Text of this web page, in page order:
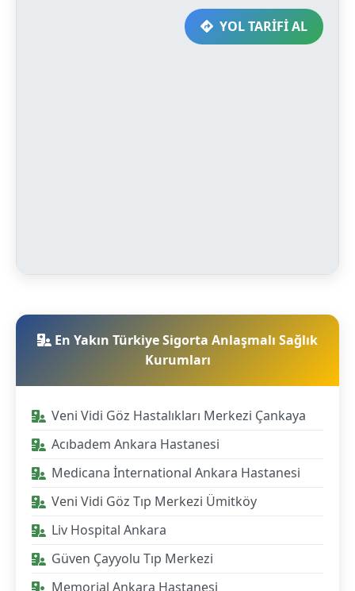
YOL TARİFİ AL
En Yakın Türkiye Sigorta Anlaşmalı Sağlık
Kurumları
Veni Vidi Göz Hastalıkları Merkezi Çankaya
Acıbadem Ankara Hastanesi
Medicana İnternational Ankara Hastanesi
Veni Vidi Göz Tıp Merkezi Ümitköy
Liv Hospital Ankara
Güven Çayyolu Tıp Merkezi
Memorial Ankara Hastanesi